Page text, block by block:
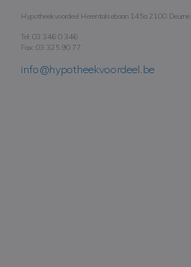
Hypotheekvoordeel Herentalsebaan 145a 2100 Deurne
Tel: 03 346 0 346
Fax: 03 325 90 77
info@hypotheekvoordeel.be